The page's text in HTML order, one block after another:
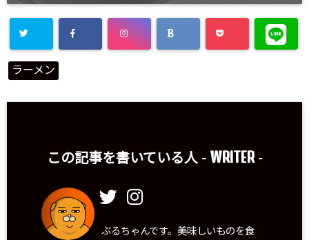
ラーメン
この記事を書いている人 - WRITER-
ぶるちゃんです。美味しいものを食